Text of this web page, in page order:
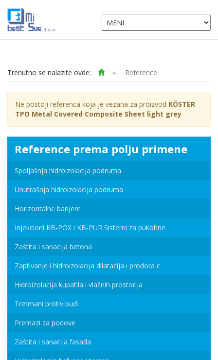
Trenutno se nalazite ovde: ► Reference
Ne postoji referenca koja je vezana za proizvod KÖSTER
TPO Metal Covered Composite Sheet light grey
Reference prema polju primene
Spoljašnja hidroizolacija podruma
Unutrašnja hidroizolacija podruma
Horizontalne barijere
Injekcioni KB-POX i KB-PUR Sistemi za pukotine
Zaštita i sanacija betona
Zaptivanje i hidroizolacija dilatacija i prodora c
Hidroizolacija kupatila i vlažnih prostorija
Tretmani protiv buđi
Premazi za podove
Zaštita i sanacija fasada